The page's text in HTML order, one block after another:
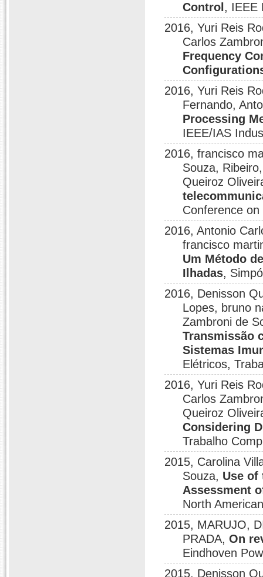
Control , IEEE
2016, Yuri Reis
Carlos
Frequency
2016, Yuri Reis
Fernando,
Processing
IEEE/IAS
2016, francisco
Souza,
Queiroz
Conference
2016, Antonio
francisco
Um Método
Ilhadas,
2016, Denisson
Lopes, bruno
Zambroni de
Transmissão
Sistemas
Elétricos,
2016, Yuri Reis
Carlos
Queiroz
Considering
Trabalho
2015, Carolina
Souza, Use of
Assessment
North
2015, MARUJO,
PRADA,On
Eindhoven
2015, Denisson